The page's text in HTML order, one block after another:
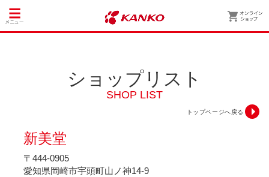
ショップリスト
SHOP LIST
トップページへ戻る
新美堂
〒444-0905
愛知県岡崎市宇頭町山ノ神14-9